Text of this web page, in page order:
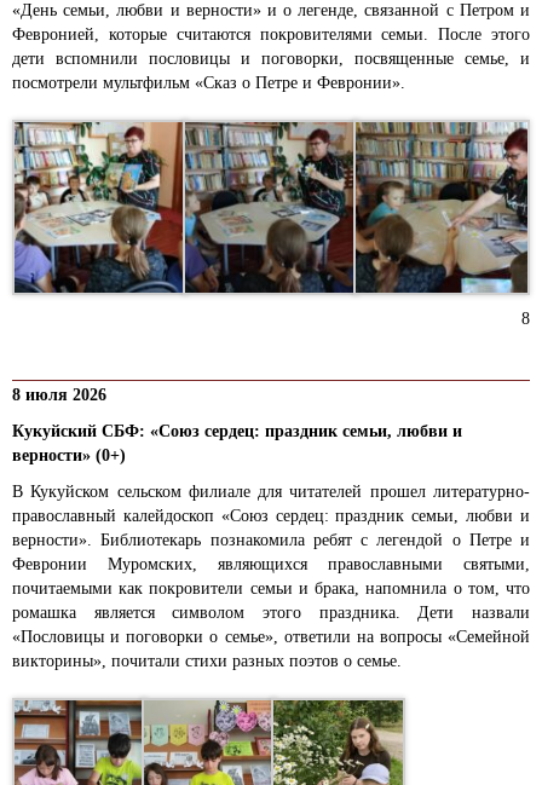
«День семьи, любви и верности» и о легенде, связанной с Петром и
Февронией, которые считаются покровителями семьи. После этого
дети вспомнили пословицы и поговорки, посвященные семье, и
посмотрели мультфильм «Сказ о Петре и Февронии».
8
8 июля 2026
Кукуйский СБФ: «Союз сердец: праздник семьи, любви и
верности» (0+)
В Кукуйском сельском филиале для читателей прошел литературно-
православный калейдоскоп «Союз сердец: праздник семьи, любви и
верности». Библиотекарь познакомила ребят с легендой о Петре и
Февронии Муромских, являющихся православными святыми,
почитаемыми как покровители семьи и брака, напомнила о том, что
ромашка является символом этого праздника. Дети назвали
«Пословицы и поговорки о семье», ответили на вопросы «Семейной
викторины», почитали стихи разных поэтов о семье.